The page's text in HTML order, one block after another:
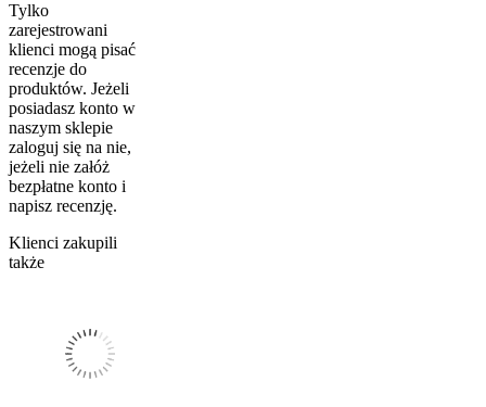
Tylko
zarejestrowani
klienci mogą pisać
recenzje do
produktów. Jeżeli
posiadasz konto w
naszym sklepie
zaloguj się na nie,
jeżeli nie załóż
bezpłatne konto i
napisz recenzję.
Klienci zakupili
także